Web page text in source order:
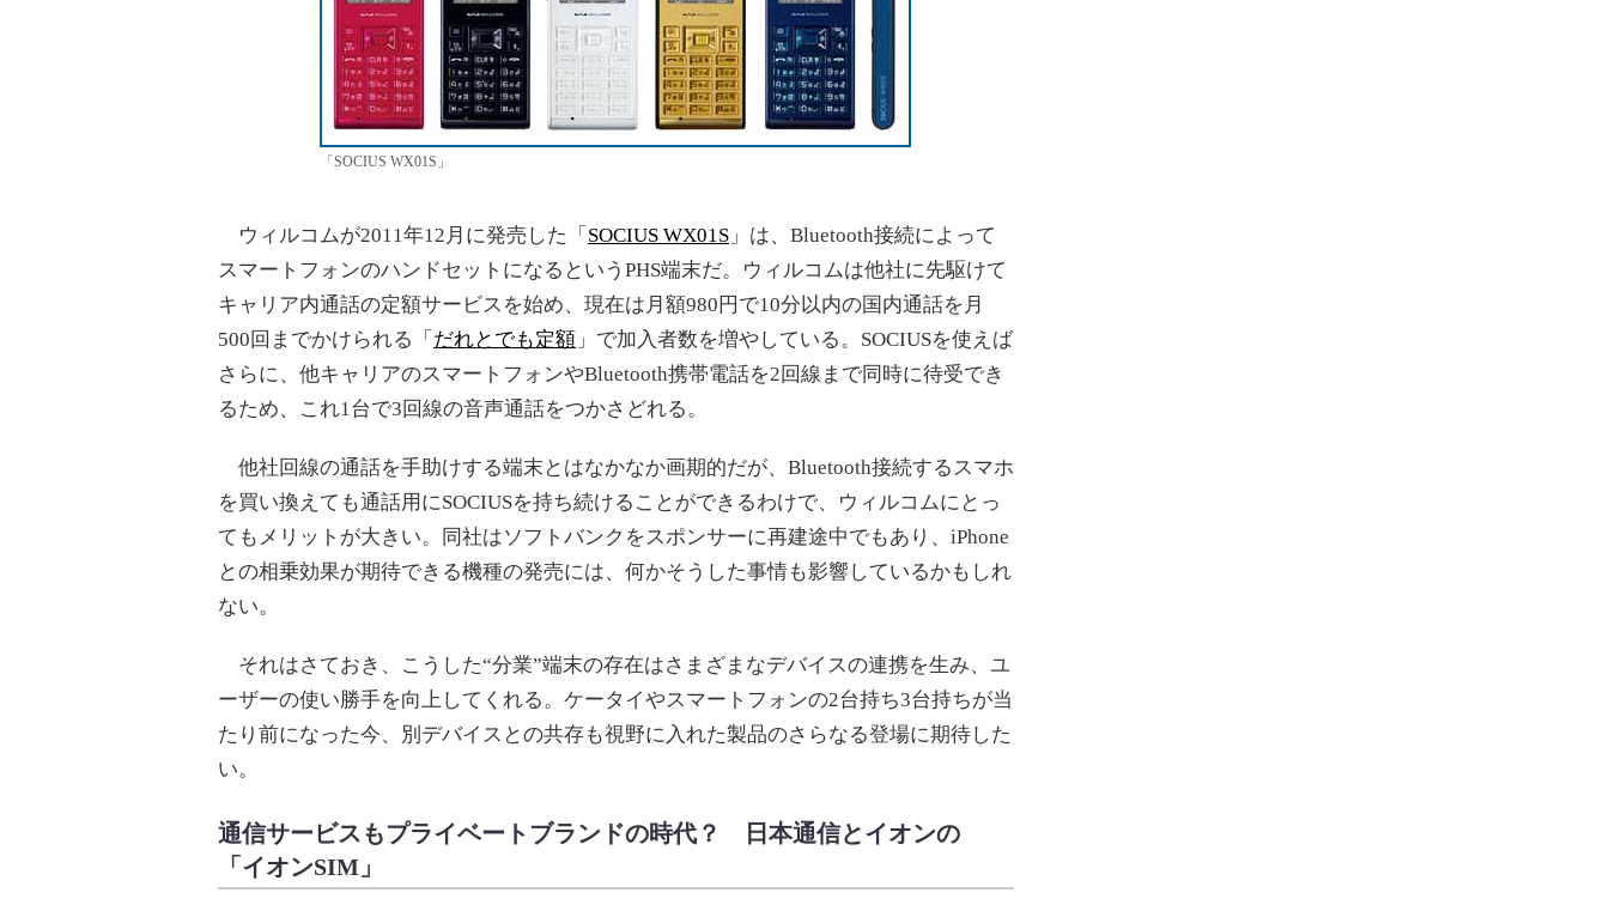
「SOCIUS WX01S」
ウィルコムが2011年12月に発売した「 SOCIUS WX01S 」は、Bluetooth接続によって
スマートフォンのハンドセットになるというPHS端末だ。ウィルコムは他社に先駆けて
キャリア内通話の定額サービスを始め、現在は月額980円で10分以内の国内通話を月
500回までかけられる「 だれとでも定額 」で加入者数を増やしている。SOCIUSを使えば
さらに、他キャリアのスマートフォンやBluetooth携帯電話を2回線まで同時に待受でき
るため、これ1台で3回線の音声通話をつかさどれる。
他社回線の通話を手助けする端末とはなかなか画期的だが、Bluetooth接続するスマホ
を買い換えても通話用にSOCIUSを持ち続けることができるわけで、ウィルコムにとっ
てもメリットが大きい。同社はソフトバンクをスポンサーに再建途中でもあり、iPhone
との相乗効果が期待できる機種の発売には、何かそうした事情も影響しているかもしれ
ない。
それはさておき、こうした“分業”端末の存在はさまざまなデバイスの連携を生み、ユ
ーザーの使い勝手を向上してくれる。ケータイやスマートフォンの2台持ち3台持ちが当
たり前になった今、別デバイスとの共存も視野に入れた製品のさらなる登場に期待した
い。
通信サービスもプライベートブランドの時代？ 日本通信とイオンの
「イオンSIM」